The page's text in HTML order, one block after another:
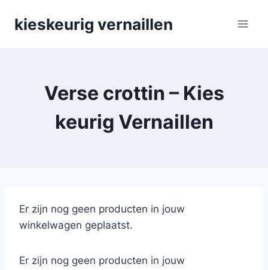
kieskeurig vernaillen
Verse crottin – Kies
keurig Vernaillen
Er zijn nog geen producten in jouw
winkelwagen geplaatst.
Er zijn nog geen producten in jouw